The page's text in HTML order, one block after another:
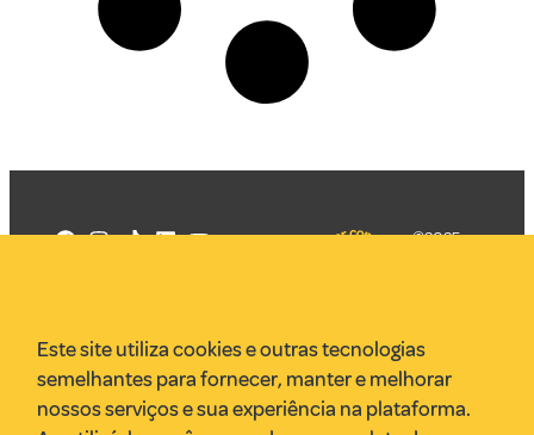
VR Assessoria
Parcerias
Envie uma pauta
©2025
Este site utiliza cookies e outras tecnologias
semelhantes para fornecer, manter e melhorar
nossos serviços e sua experiência na plataforma.